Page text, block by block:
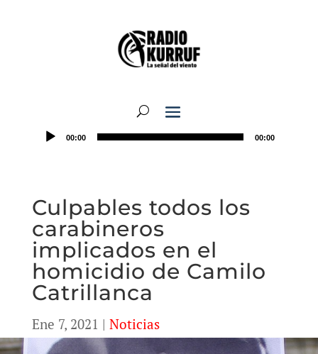
00:00 00:00
Culpables todos los
carabineros
implicados en el
homicidio de Camilo
Catrillanca
Ene 7, 2021 | Noticias